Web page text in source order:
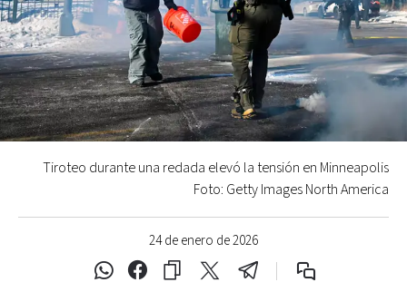
24 de enero de 2026
Tiroteo durante una redada elevó la tensión en Minneapolis
Foto: Getty Images North America